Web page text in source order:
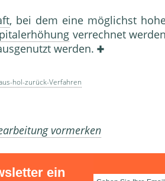
, bei dem eine möglichst
verrechnet werden
werden.
hol-zurück-Verfahren
vormerken
ein